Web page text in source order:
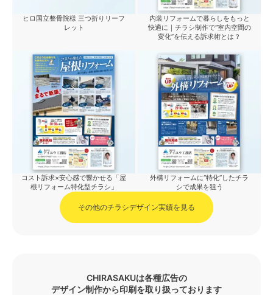
ヒロ国立整骨院様 三つ折りリーフ
レット
内装リフォームで暮らしをもっと
快適に｜チラシ制作で“室内空間の
変化”を伝える訴求術とは？
コスト訴求×安心感で響かせる「屋
根リフォーム特化型チラシ」
外構リフォームに“特化”したチラ
シで成果を狙う
その他のチラシデザイン実績を見る
CHIRASAKUは各種広告の
デザイン制作から印刷を取り扱っております